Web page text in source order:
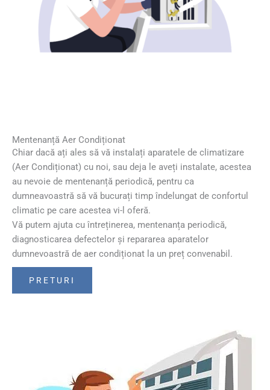
Mentenanță Aer Condiționat
Chiar dacă ați ales să vă instalați aparatele de climatizare
(Aer Condiționat) cu noi, sau deja le aveți instalate, acestea
au nevoie de mentenanță periodică, pentru ca
dumneavoastră să vă bucurați timp îndelungat de confortul
climatic pe care acestea vi-l oferă.
Vă putem ajuta cu întreținerea, mentenanța periodică,
diagnosticarea defectelor și repararea aparatelor
dumnevoastră de aer condiționat la un preț convenabil.
PRETURI